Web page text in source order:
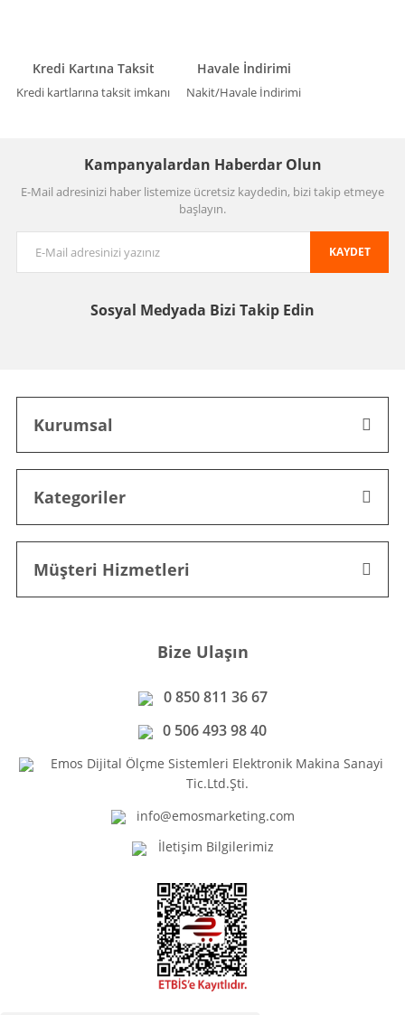
Kredi Kartına Taksit
Kredi kartlarına taksit imkanı
Havale İndirimi
Nakit/Havale İndirimi
Kampanyalardan Haberdar Olun
E-Mail adresinizi haber listemize ücretsiz kaydedin, bizi takip etmeye
başlayın.
KAYDET
Sosyal Medyada Bizi Takip Edin
Kurumsal
Kategoriler
Müşteri Hizmetleri
Bize Ulaşın
0 850 811 36 67
0 506 493 98 40
Emos Dijital Ölçme Sistemleri Elektronik Makina Sanayi
Tic.Ltd.Şti.
info@emosmarketing.com
İletişim Bilgilerimiz